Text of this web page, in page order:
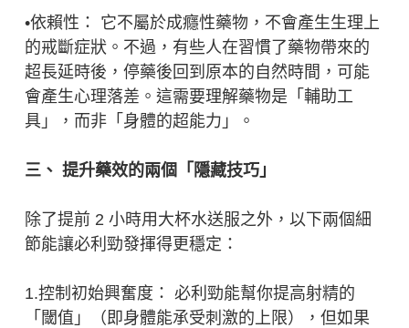
•依賴性： 它不屬於成癮性藥物，不會產生生理上
的戒斷症狀。不過，有些人在習慣了藥物帶來的
超長延時後，停藥後回到原本的自然時間，可能
會產生心理落差。這需要理解藥物是「輔助工
具」，而非「身體的超能力」。
三、 提升藥效的兩個「隱藏技巧」
除了提前 2 小時用大杯水送服之外，以下兩個細
節能讓必利勁發揮得更穩定：
1.控制初始興奮度： 必利勁能幫你提高射精的
「閾值」（即身體能承受刺激的上限），但如果